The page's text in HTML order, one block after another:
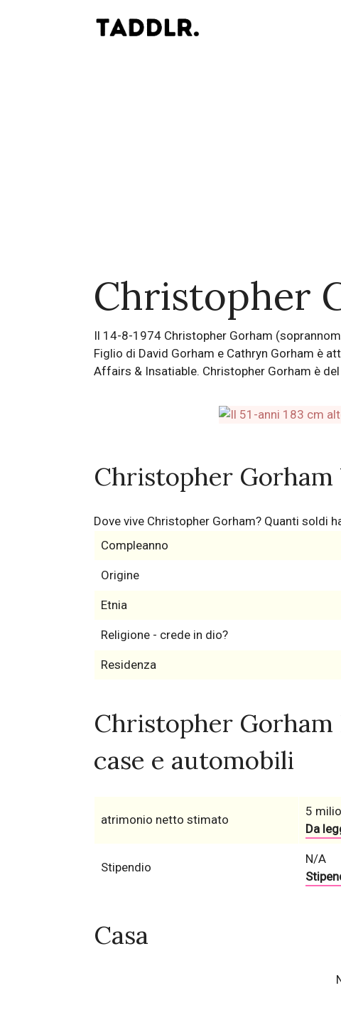
Christopher
Il 14-8-1974 Christopher Gorham
Figlio di David Gorham e Cathryn Gorham è
Affairs & Insatiable. Christopher Gorham è
Christopher
Dove vive Christopher Gorham? Quanti soldi
Compleanno
Origine
Etnia
Religione - crede in dio?
Residenza
Christopher
case e automobili
atrimonio netto stimato
5
Da
Stipendio
N/A
Casa